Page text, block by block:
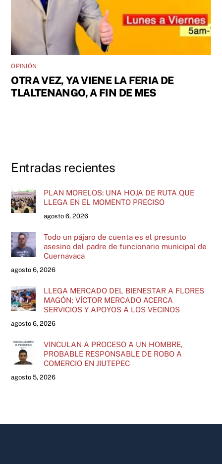
OPINIÓN
OTRA VEZ, YA VIENE LA FERIA DE
TLALTENANGO, A FIN DE MES
Entradas recientes
PLAN MORELOS: UNA HOJA DE RUTA QUE
LLEGA EN EL MOMENTO PRECISO
agosto 6, 2026
Todo un pájaro de cuenta es el presunto
asesino del padre de funcionario municipal de
Cuernavaca
agosto 6, 2026
LLEGA MERCADO DEL BIENESTAR A FLORES
MAGÓN; VÍCTOR MERCADO ACERCA
SERVICIOS Y APOYOS A LOS VECINOS
agosto 6, 2026
VINCULAN A PROCESO A UN HOMBRE,
PROBABLE RESPONSABLE DE ROBO A
COMERCIO EN JIUTEPEC
agosto 5, 2026